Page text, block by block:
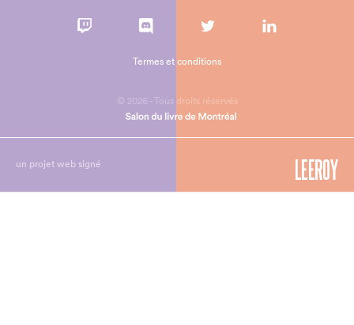
© 2026 - Tous droits réservés
Termes et conditions
un projet web signé